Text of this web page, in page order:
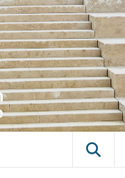
VILLE
SUR-SEINE